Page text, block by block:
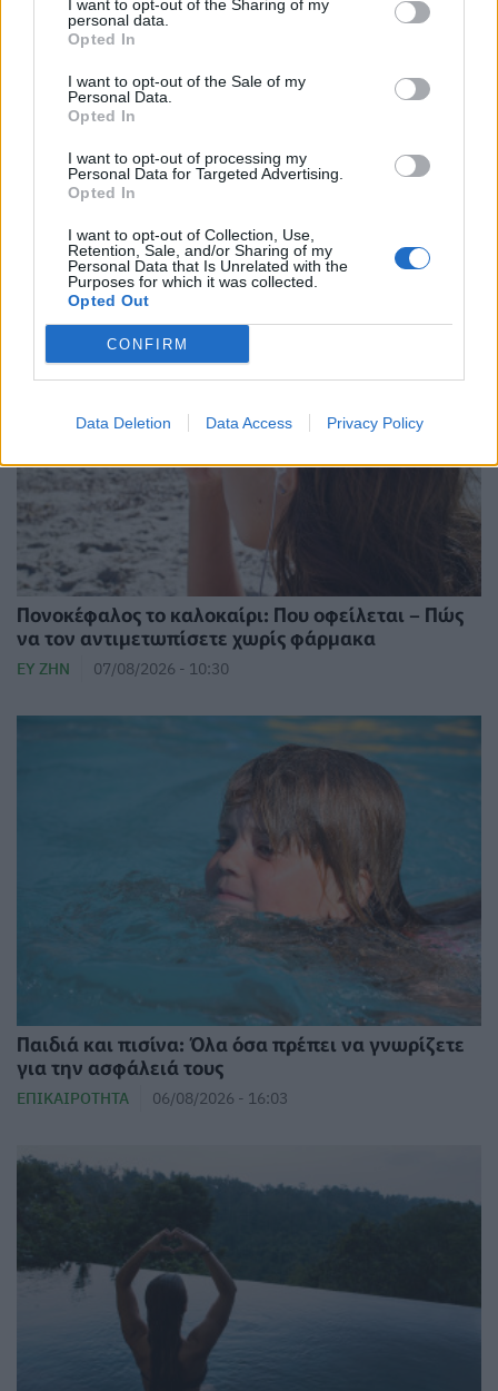
I want to opt-out of the Sharing of my
personal data.
Opted In
I want to opt-out of the Sale of my
Personal Data.
Opted In
I want to opt-out of processing my
Personal Data for Targeted Advertising.
Opted In
I want to opt-out of Collection, Use,
Retention, Sale, and/or Sharing of my
Personal Data that Is Unrelated with the
Purposes for which it was collected.
Opted Out
CONFIRM
Data Deletion Data Access Privacy Policy
Καρδιοπαθείς και καλοκαίρι: 8 συμβουλές για
ασφαλείς διακοπές
ΕΥ ΖΗΝ 07/08/2026 - 10:47
Πονοκέφαλος το καλοκαίρι: Που οφείλεται – Πώς
να τον αντιμετωπίσετε χωρίς φάρμακα
ΕΥ ΖΗΝ 07/08/2026 - 10:30
Παιδιά και πισίνα: Όλα όσα πρέπει να γνωρίζετε
για την ασφάλειά τους
ΕΠΙΚΑΙΡΌΤΗΤΑ 06/08/2026 - 16:03